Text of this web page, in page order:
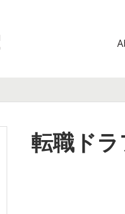
転職ドラ